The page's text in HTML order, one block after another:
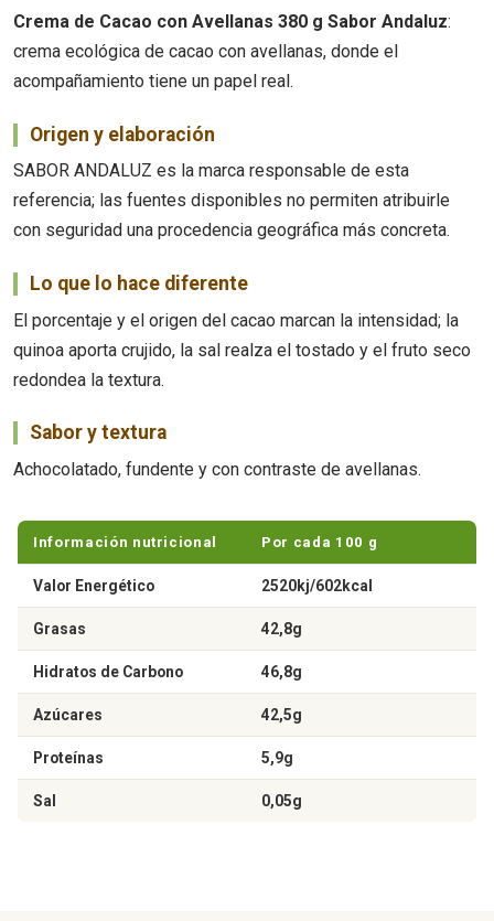
Crema de Cacao con Avellanas 380 g Sabor Andaluz:
crema ecológica de cacao con avellanas, donde el
acompañamiento tiene un papel real.
Origen y elaboración
SABOR ANDALUZ es la marca responsable de esta
referencia; las fuentes disponibles no permiten atribuirle
con seguridad una procedencia geográfica más concreta.
Lo que lo hace diferente
El porcentaje y el origen del cacao marcan la intensidad; la
quinoa aporta crujido, la sal realza el tostado y el fruto seco
redondea la textura.
Sabor y textura
Achocolatado, fundente y con contraste de avellanas.
Información nutricional Por cada 100 g
Valor Energético 2520kj/602kcal
Grasas 42,8g
Hidratos de Carbono 46,8g
Azúcares 42,5g
Proteínas 5,9g
Sal 0,05g